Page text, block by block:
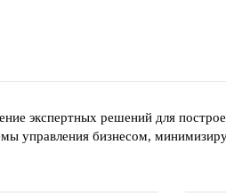
экспертных решений для
управления бизнесом,